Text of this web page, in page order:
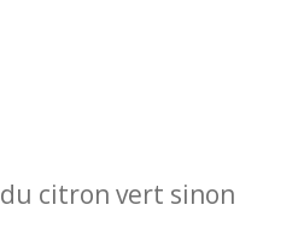
citron vert sinon